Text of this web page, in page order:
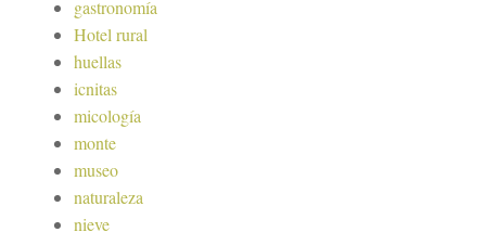
gastronomía
Hotel rural
huellas
icnitas
micología
monte
museo
naturaleza
nieve